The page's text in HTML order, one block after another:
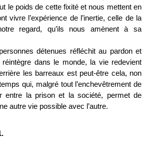
le poids de cette fixité et nous mettent en
vivre l’expérience de l’inertie, celle de la
regard, qu’ils nous amènent à sa
détenues réfléchit au pardon et
dans le monde, la vie redevient
les barreaux est peut-être cela, non
qui, malgré tout l’enchevêtrement de
entre la prison et la société, permet de
autre vie possible avec l’autre.